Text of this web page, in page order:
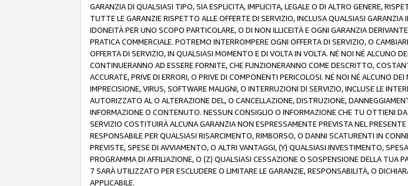
GARANZIA DI QUALSIASI TIPO, SIA ESPLICITA, IMPLICITA, LEGALE O DI ALTRO GENERE,
TUTTE LE GARANZIE RISPETTO ALLE OFFERTE DI SERVIZIO, INCLUSA QUALSIASI
IDONEITÀ PER UNO SCOPO PARTICOLARE, O DI NON ILLICEITÀ E OGNI GARANZIA
PRATICA COMMERCIALE. POTREMO INTERROMPERE OGNI OFFERTA DI SERVIZIO, O
OFFERTA DI SERVIZIO, IN QUALSIASI MOMENTO E DI VOLTA IN VOLTA. NÉ NOI NÉ ALCUNO
CONTINUERANNO AD ESSERE FORNITE, CHE FUNZIONERANNO COME DESCRITTO,
ACCURATE, PRIVE DI ERRORI, O PRIVE DI COMPONENTI PERICOLOSI. NÉ NOI NÉ ALCUNO
IMPRECISIONE, VIRUS, SOFTWARE MALIGNI, O INTERRUZIONI DI SERVIZIO, INCLUSE LE
AUTORIZZATO AL O ALTERAZIONE DEL, O CANCELLAZIONE, DISTRUZIONE,
INFORMAZIONE O CONTENUTO. NESSUN CONSIGLIO O INFORMAZIONE CHE TU OTTIENI
SERVIZIO COSTITUIRÀ ALCUNA GARANZIA NON ESPRESSAMENTE PREVISTA NEL
RESPONSABILE PER QUALSIASI RISARCIMENTO, RIMBORSO, O DANNI SCATURENTI IN
PREVISTE, SPESE DI AVVIAMENTO, O ALTRI VANTAGGI, (Y) QUALSIASI INVESTIMENTO,
PROGRAMMA DI AFFILIAZIONE, O (Z) QUALSIASI CESSAZIONE O SOSPENSIONE DELLA TUA
7 SARÀ UTILIZZATO PER ESCLUDERE O LIMITARE LE GARANZIE, RESPONSABILITÀ, O
APPLICABILE.